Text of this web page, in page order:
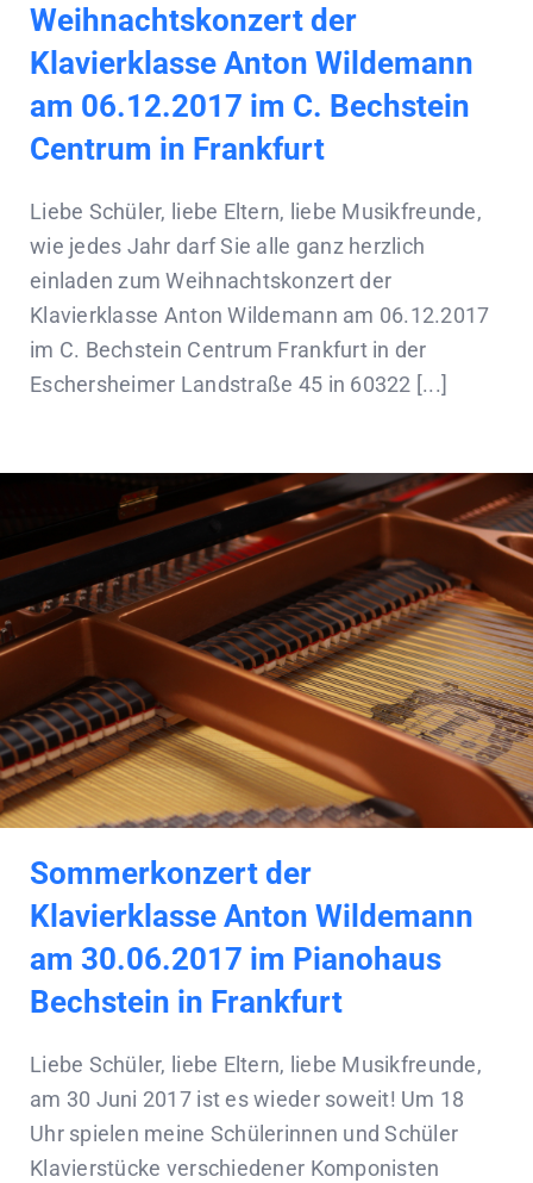
Weihnachtskonzert der
Klavierklasse Anton Wildemann
am 06.12.2017 im C. Bechstein
Centrum in Frankfurt
Liebe Schüler, liebe Eltern, liebe Musikfreunde,
wie jedes Jahr darf Sie alle ganz herzlich
einladen zum Weihnachtskonzert der
Klavierklasse Anton Wildemann am 06.12.2017
im C. Bechstein Centrum Frankfurt in der
Eschersheimer Landstraße 45 in 60322 [...]
Sommerkonzert der
Klavierklasse Anton Wildemann
am 30.06.2017 im Pianohaus
Bechstein in Frankfurt
Liebe Schüler, liebe Eltern, liebe Musikfreunde,
am 30 Juni 2017 ist es wieder soweit! Um 18
Uhr spielen meine Schülerinnen und Schüler
Klavierstücke verschiedener Komponisten